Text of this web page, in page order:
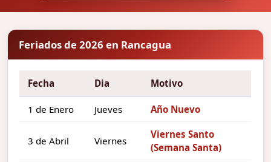
Feriados de 2026 en Rancagua
Fecha Dia Motivo
1 de Enero Jueves Año Nuevo
3 de Abril Viernes
Viernes Santo
(Semana Santa)